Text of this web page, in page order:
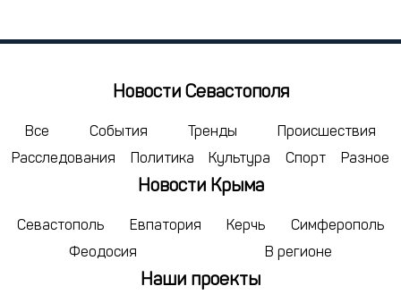
8 9 10 11 12 13 14
24 25 26
29 30 1 2 4 5
6 7 8 10 11 12
Новости Севастополя
Все События Тренды
Происшествия
Расследования
Политика Культура Спорт Разное
Новости Крыма
Севастополь Евпатория Керчь
Симферополь
Феодосия
В регионе
Наши проекты